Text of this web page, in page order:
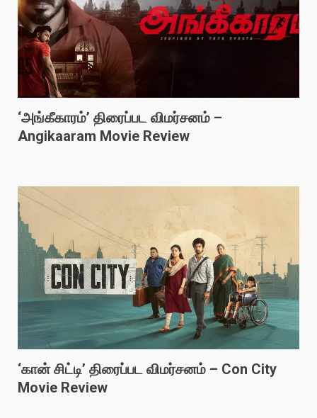
‘அங்கீகாரம்’ திரைப்பட விமர்சனம் –
Angikaaram Movie Review
‘கான் சிட்டி’ திரைப்பட விமர்சனம் – Con City
Movie Review